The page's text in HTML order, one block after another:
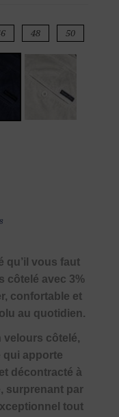
48 50
qu’il vous faut
côtelé avec 3%
confortable et
au quotidien.
velours côtelé,
qui apporte
décontracté à
surprenant par
tout